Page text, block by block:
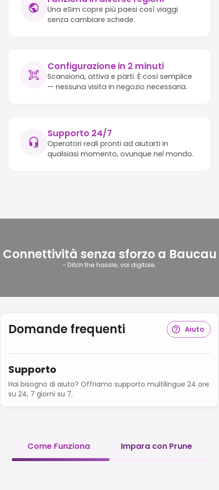
Una eSim copre più paesi così viaggi
senza cambiare schede.
Configurazione in 2 minuti
Scansiona, attiva e parti. È così semplice
— nessuna visita in negozio necessaria.
Supporto 24/7
Operatori reali pronti ad aiutarti in
qualsiasi momento, ovunque nel mondo.
Connettività senza sforzo a Baucau
- Ditch the hassle, vai digitale.
Domande frequenti Aiuto
Supporto
Hai bisogno di aiuto? Offriamo supporto multilingue 24 ore
su 24, 7 giorni su 7.
Come Funziona Impara con Prune